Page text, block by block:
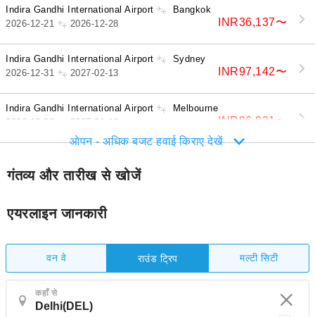
Indira Gandhi International Airport Bangkok
INR36,137〜
2026-12-21 2026-12-28
Indira Gandhi International Airport Sydney
INR97,142〜
2026-12-31 2027-02-13
Indira Gandhi International Airport Melbourne
INR96,931 〜
2026-12-28 2027-01-10
ओपन - अधिक बजट हवाई किराए देखें
गंतव्य और तारीख से खोजें
एयरलाइन जानकारी
वन वे राउंड ट्रिप मल्टी सिटी
कहाँ से